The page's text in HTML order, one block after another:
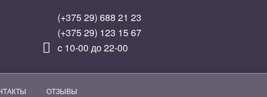
(+375 29) 688 21 23
(+375 29) 123 15 67
c 10-00 до 22-00
ОТЗЫВЫ